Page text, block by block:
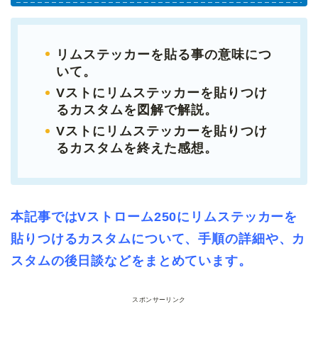
リムステッカーを貼る事の意味につ
いて。
Vストにリムステッカーを貼りつけ
るカスタムを図解で解説。
Vストにリムステッカーを貼りつけ
るカスタムを終えた感想。
本記事ではVストローム250にリムステッカーを
貼りつけるカスタムについて、手順の詳細や、カ
スタムの後日談などをまとめています。
スポンサーリンク